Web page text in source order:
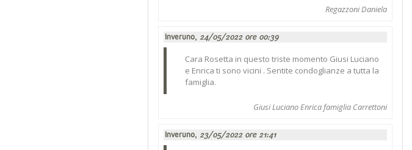
Regazzoni Daniela
Inveruno, 24/05/2022 ore 00:39
Cara Rosetta in questo triste momento Giusi Luciano
e Enrica ti sono vicini . Sentite condoglianze a tutta la
famiglia.
Giusi Luciano Enrica famiglia Carrettoni
Inveruno, 23/05/2022 ore 21:41